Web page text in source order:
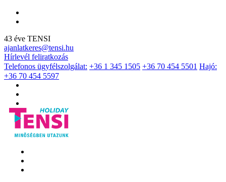
43 éve TENSI
ajanlatkeres@tensi.hu
Hírlevél feliratkozás
Telefonos ügyfélszolgálat: +36 1 345 1505 +36 70 454 5501 Hajó:
+36 70 454 5597